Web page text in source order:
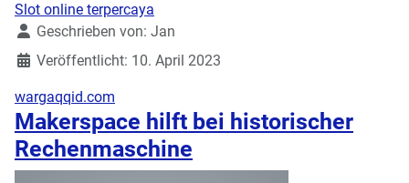
Slot online terpercaya
DetailsGeschrieben von: Jan
Veröffentlicht: 10. April 2023
wargaqqid.com
Makerspace hilft bei historischer
Rechenmaschine